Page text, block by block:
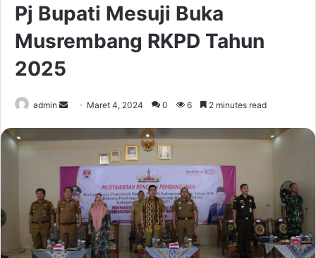
Pj Bupati Mesuji Buka
Musrembang RKPD Tahun
2025
admin
Send
email
Maret 4, 2024 0 6 2 minutes read